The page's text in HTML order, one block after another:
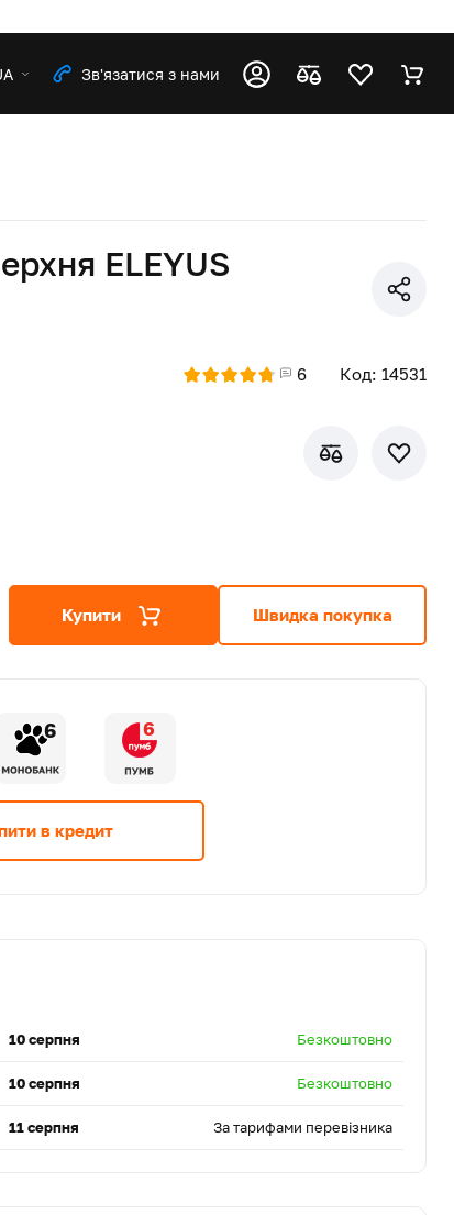
Зв'язатися з нами
ELEYUS
6 Код: 14531
Купити Швидка покупка
6 6
в кредит
10 серпня Безкоштовно
10 серпня Безкоштовно
11 серпня За тарифами перевізника